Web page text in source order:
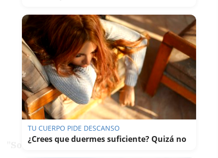
"Sobreesfuerzo"
TU CUERPO PIDE DESCANSO
¿Crees que duermes suficiente? Quizá no